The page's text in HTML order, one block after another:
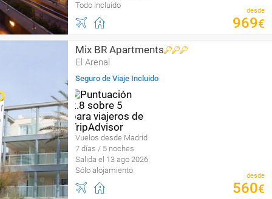
Todo incluido
desde
969€
Mix BR Apartments
El Arenal
Seguro de Viaje Incluido
Vuelos desde Madrid
7 días / 5 noches
Salida el 13 ago 2026
Sólo alojamiento
desde
560€